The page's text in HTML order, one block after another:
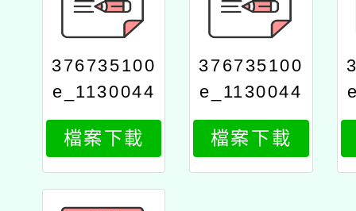
376735100
e_1130044
095_attach
1
檔案下載
376735100
e_1130044
095_attach
2
檔案下載